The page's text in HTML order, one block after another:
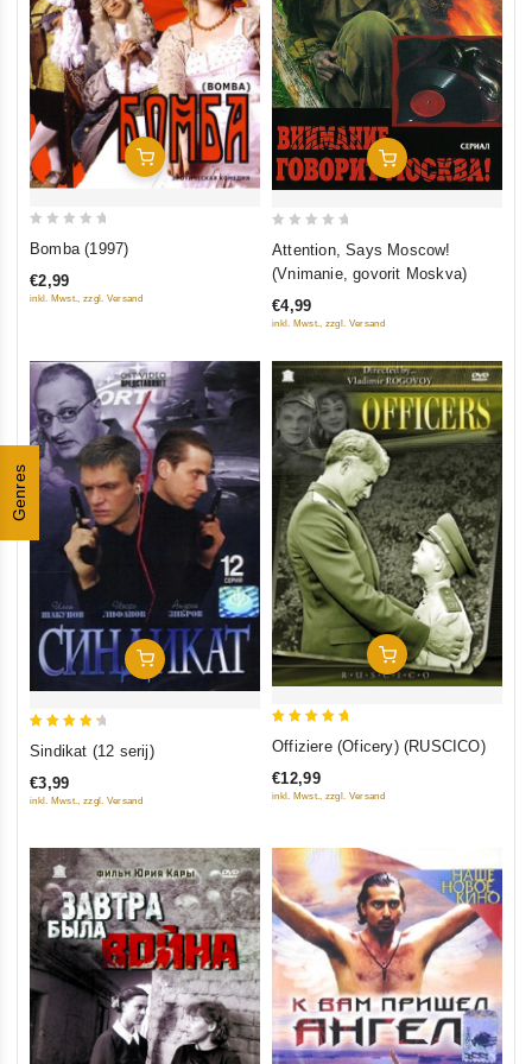
Genres
In Den Warenkorb
of
Bomba (1997)
€2,99
inkl. Mwst., zzgl. Versand
In Den Warenkorb
5
Attention, Says Moscow!
(Vnimanie, govorit Moskva)
€4,99
inkl. Mwst., zzgl. Versand
In Den Warenkorb
out of 5
Sindikat (12 serij)
€3,99
inkl. Mwst., zzgl. Versand
In Den Warenkorb
Offiziere (Oficery) (RUSCICO)
€12,99
inkl. Mwst., zzgl. Versand